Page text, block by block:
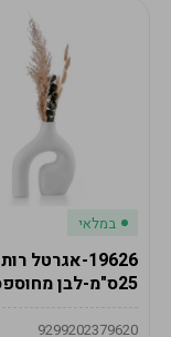
במלאי
19626-אגרטל רות
25ס"מ-לבן מחוספס
9299202379620
לתשלום